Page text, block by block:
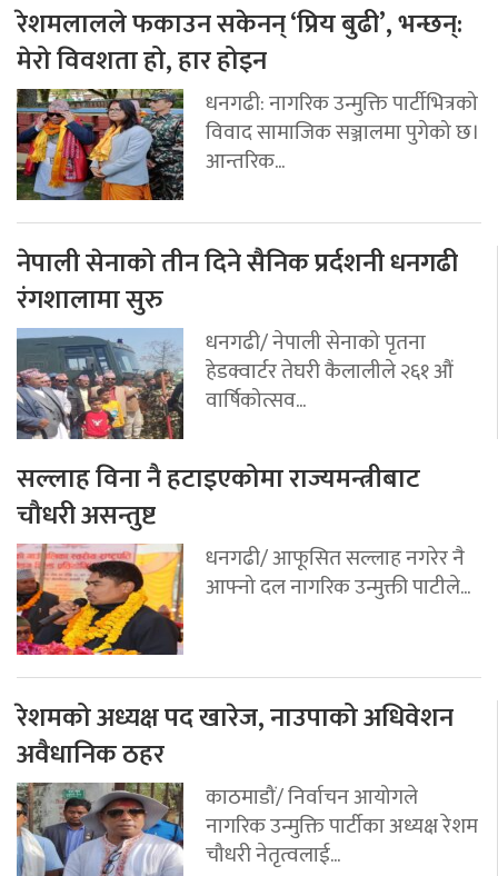
रेशमलालले फकाउन सकेनन् ‘प्रिय बुढी’, भन्छन्:
मेरो विवशता हो, हार होइन
धनगढी: नागरिक उन्मुक्ति पार्टीभित्रको
विवाद सामाजिक सञ्जालमा पुगेको छ।
आन्तरिक...
नेपाली सेनाको तीन दिने सैनिक प्रर्दशनी धनगढी
रंगशालामा सुरु
धनगढी/ नेपाली सेनाको पृतना
हेडक्वार्टर तेघरी कैलालीले २६१ औं
वार्षिकोत्सव...
सल्लाह विना नै हटाइएकोमा राज्यमन्त्रीबाट
चौधरी असन्तुष्ट
धनगढी/ आफूसित सल्लाह नगरेर नै
आफ्नो दल नागरिक उन्मुक्ती पाटीले...
रेशमको अध्यक्ष पद खारेज, नाउपाको अधिवेशन
अवैधानिक ठहर
काठमाडौं/ निर्वाचन आयोगले
नागरिक उन्मुक्ति पार्टीका अध्यक्ष रेशम
चौधरी नेतृत्वलाई...